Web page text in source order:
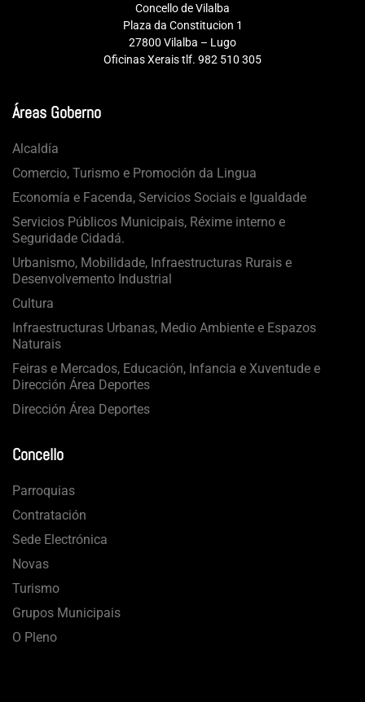
Concello de Vilalba
Plaza da Constitucion 1
27800 Vilalba – Lugo
Oficinas Xerais tlf. 982 510 305
Áreas Goberno
Alcaldía
Comercio, Turismo e Promoción da Lingua
Economía e Facenda, Servicios Sociais e Igualdade
Servicios Públicos Municipais, Réxime interno e
Seguridade Cidadá.
Urbanismo, Mobilidade, Infraestructuras Rurais e
Desenvolvemento Industrial
Cultura
Infraestructuras Urbanas, Medio Ambiente e Espazos
Naturais
Feiras e Mercados, Educación, Infancia e Xuventude e
Dirección Área Deportes
Dirección Área Deportes
Concello
Parroquias
Contratación
Sede Electrónica
Novas
Turismo
Grupos Municipais
O Pleno